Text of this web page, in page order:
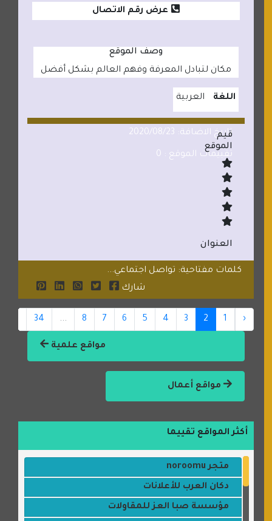
عرض رقم الاتصال
وصف الموقع
مكان لتبادل المعرفة وفهم العالم بشكل أفضل
اللغة العربية
تاريخ الاضافة: 2020/08/23
تقييمات الموقع : 0
قيم
الموقع
العنوان
كلمات مفتاحية: تواصل اجتماعي...
شارك
‹
1
2
3
4
5
6
7
8
...
34
مواقع علمية
مواقع أعمال
أكثر المواقع تقييما
متجر noroomu
دكان العرب للأعلانات
مؤسسة صبا العز للمقاولات